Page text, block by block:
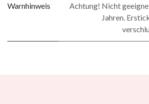
Warnhinweis
Achtung! Nicht
Jahren.